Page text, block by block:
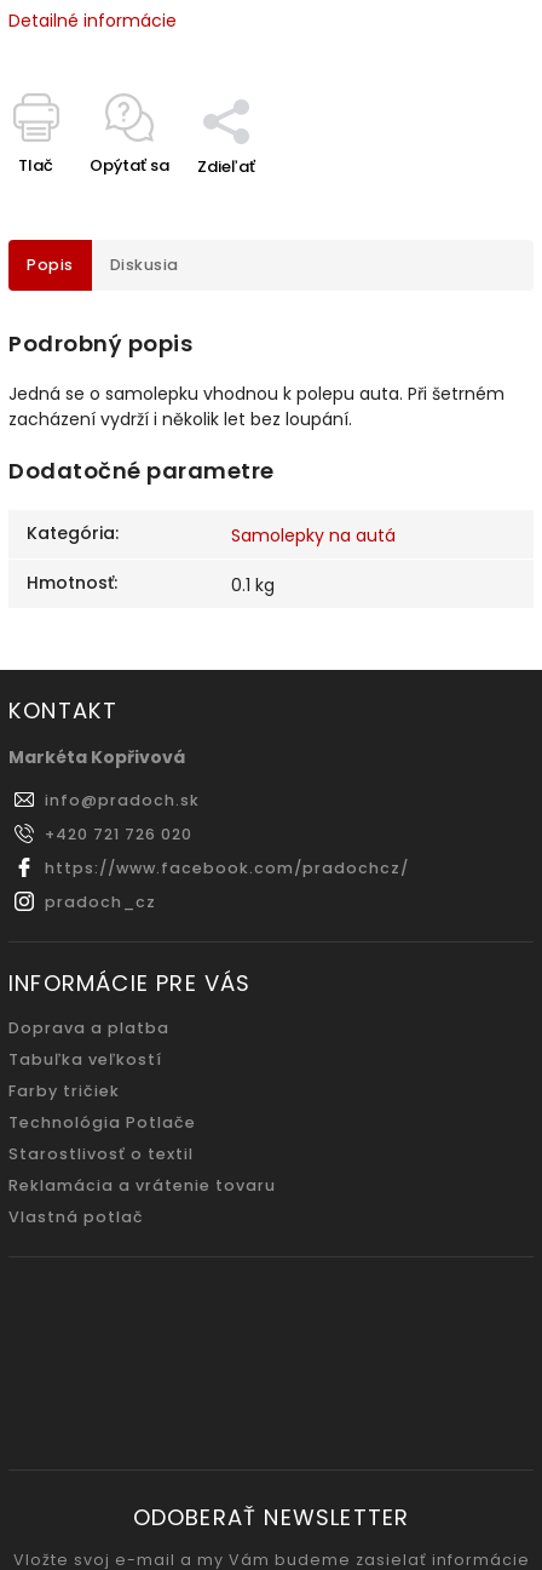
Detailné informácie
Tlač Opýtať sa Zdieľať
Popis Diskusia
Podrobný popis
Jedná se o samolepku vhodnou k polepu auta. Při šetrném
zacházení vydrží i několik let bez loupání.
Dodatočné parametre
Kategória:
Samolepky na autá
Hmotnosť: 0.1 kg
KONTAKT
Markéta Kopřivová
info@pradoch.sk
+420 721 726 020
https://www.facebook.com/pradochcz/
pradoch_cz
INFORMÁCIE PRE VÁS
Doprava a platba
Tabuľka veľkostí
Farby tričiek
Technológia Potlače
Starostlivosť o textil
Reklamácia a vrátenie tovaru
Vlastná potlač
ODOBERAŤ NEWSLETTER
Vložte svoj e-mail a my Vám budeme zasielať informácie